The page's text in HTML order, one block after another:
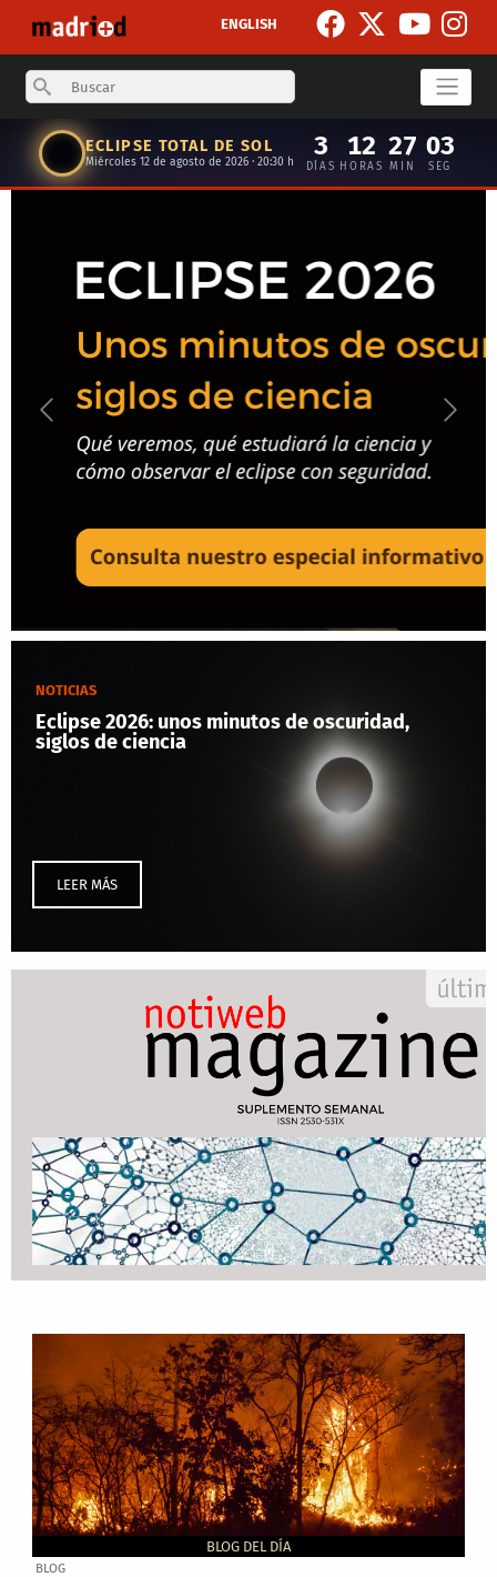
ENGLISH
Search
ECLIPSE TOTAL DE SOL
Miércoles 12 de agosto de 2026 · 20:30 h
3
DÍAS
12
HORAS
27
MIN
02
SEG
Anterior
NOTICIAS
Eclipse 2026: unos minutos de oscuridad,
siglos de ciencia
LEER MÁS
BLOG DEL DÍA
BLOG